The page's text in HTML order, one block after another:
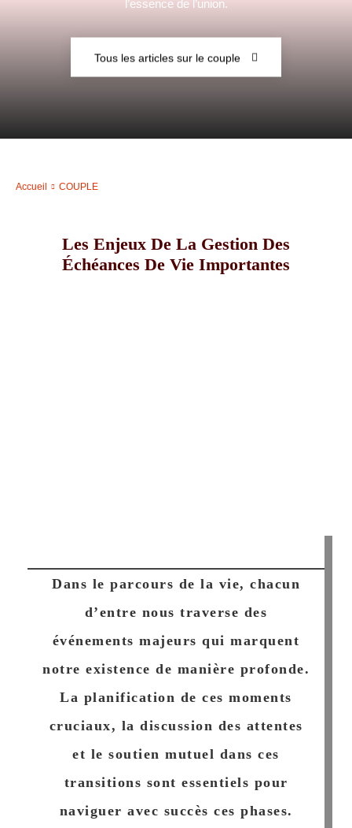
–
l’essence de l’union.
Tous les articles sur le couple
Accueil COUPLE
Les Enjeux De La Gestion Des
Échéances De Vie Importantes
Dans le parcours de la vie, chacun
d’entre nous traverse des
événements majeurs qui marquent
notre existence de manière profonde.
La planification de ces moments
cruciaux, la discussion des attentes
et le soutien mutuel dans ces
transitions sont essentiels pour
naviguer avec succès ces phases.